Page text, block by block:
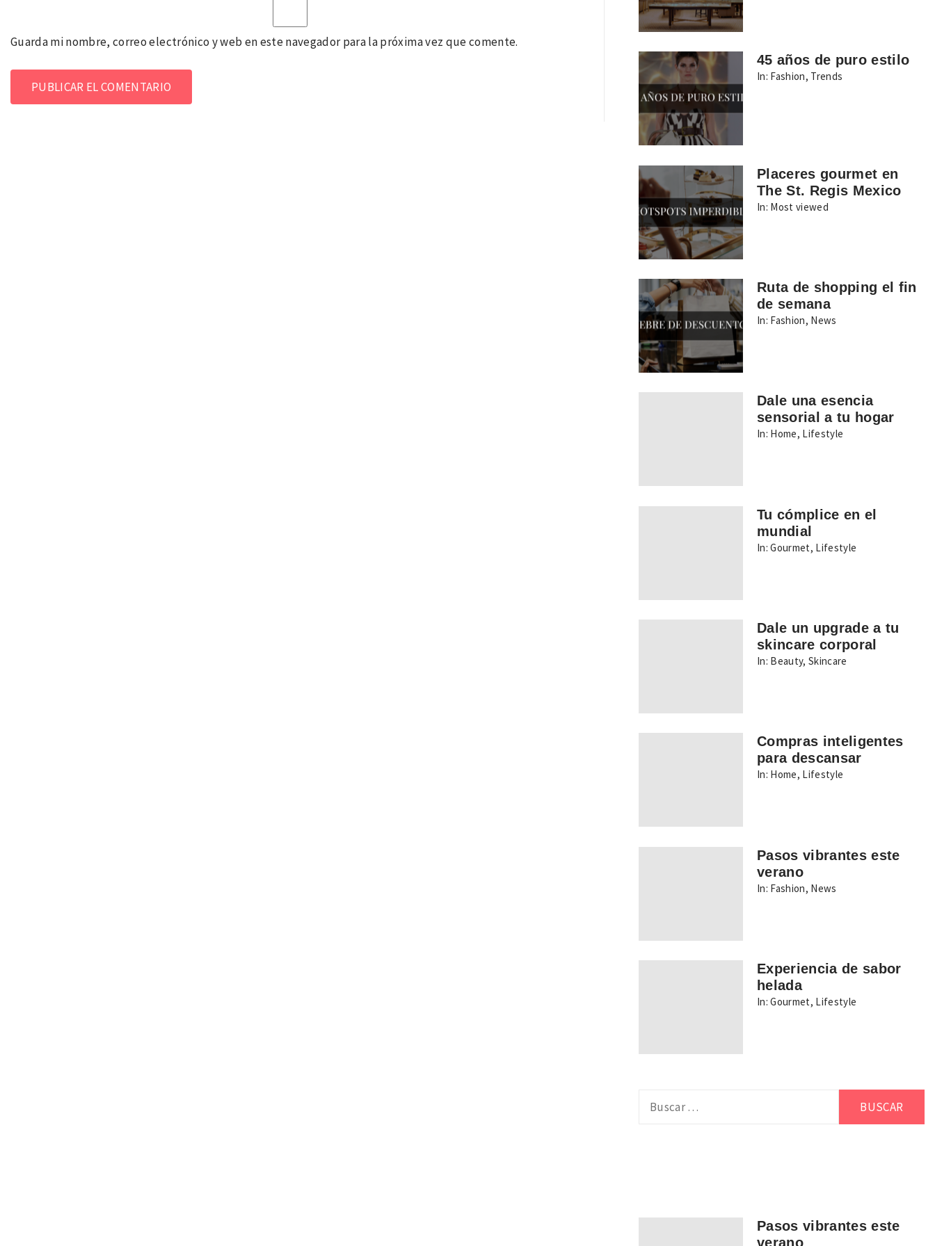
Guarda mi nombre, correo electrónico y web en este navegador para la próxima vez que comente.
45 años de puro estilo
In: Fashion, Trends
Placeres gourmet en
The St. Regis Mexico
In: Most viewed
Ruta de shopping el fin
de semana
In: Fashion, News
Dale una esencia
sensorial a tu hogar
In: Home, Lifestyle
Tu cómplice en el
mundial
In: Gourmet, Lifestyle
Dale un upgrade a tu
skincare corporal
In: Beauty,Skincare
Compras inteligentes
para descansar
In: Home, Lifestyle
Pasos vibrantes este
verano
In: Fashion, News
Experiencia de sabor
helada
In: Gourmet, Lifestyle
Pasos vibrantes este
verano